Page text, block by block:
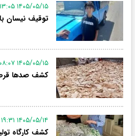
۱۴۰۵/۰۵/۱۵ ۱۳:۰۵
توقیف نیسان با راننده
۱۴۰۵/۰۵/۱۵ ۰۸:۰۷
کشف صدها قرص
۱۴۰۵/۰۵/۱۴ ۱۹:۳۱
کشف کارگاه